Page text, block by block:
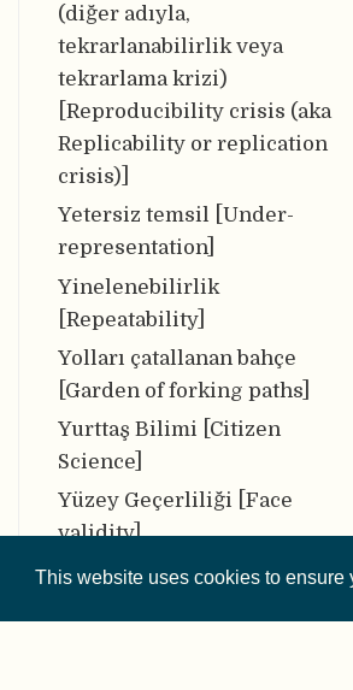
This website uses cookies to ensure
(diğer adıyla,
tekrarlanabilirlik veya
tekrarlama krizi)
[Reproducibility crisis (aka
Replicability or replication
crisis)]
Yetersiz temsil [Under-
representation]
Yinelenebilirlik
[Repeatability]
Yolları çatallanan bahçe
[Garden of forking paths]
Yurttaş Bilimi [Citizen
Science]
Yüzey Geçerliliği [Face
validity]
Z-Eğrisi [Z-Curve]